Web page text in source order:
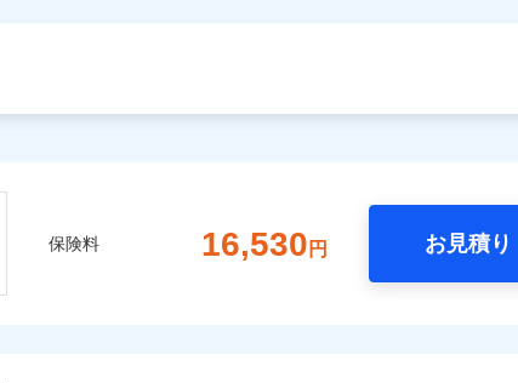
保険料 16,530 円 お見積り